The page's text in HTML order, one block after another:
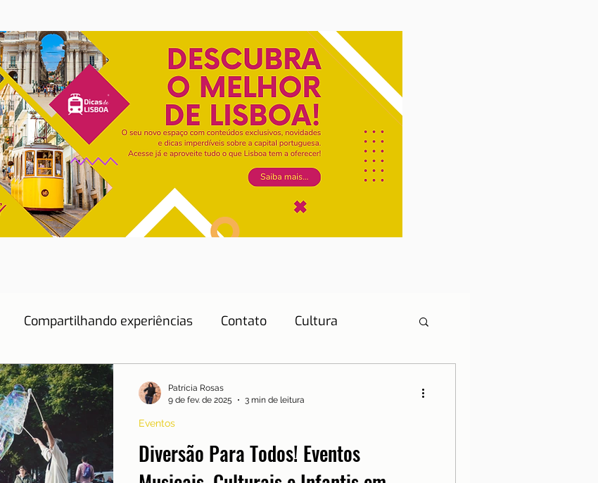
Compartilhando experiências Contato Cultura
de Hotéis Dicas de Restaurantes
Emprego
Diversão Para Todos! Eventos
Eventos
Patrícia Rosas
9 de fev. de 2025
3 min de leitura